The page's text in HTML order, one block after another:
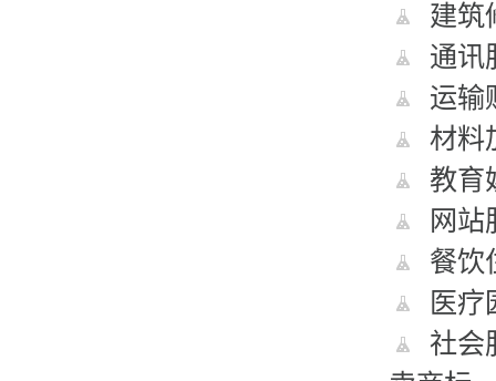
建筑
通讯
运输
材料
教育
网站
餐饮
医疗
社会